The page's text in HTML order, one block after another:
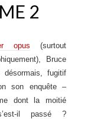
2
opus (surtout
Bruce
fugitif
son enquête –
dont la moitié
il passé ?